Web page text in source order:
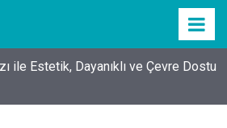
ile Estetik, Dayanıklı ve Çevre Dostu